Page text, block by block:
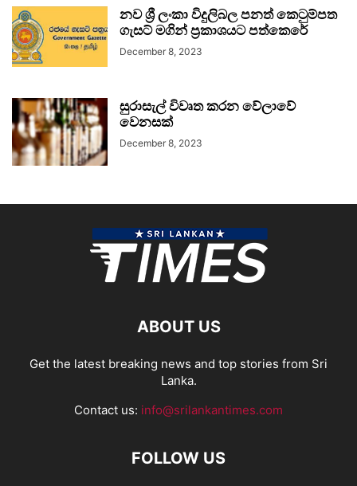
නව ශ්‍රී ලංකා විදුලිබල පනත් කෙටුම්පත
ගැසට් මගින් ප්‍රකාශයට පත්කෙරේ
December 8, 2023
සුරාසැල් විවෘත කරන වේලාවේ
වෙනසක්
December 8, 2023
ABOUT US
Get the latest breaking news and top stories from Sri
Lanka.
Contact us: info@srilankantimes.com
FOLLOW US